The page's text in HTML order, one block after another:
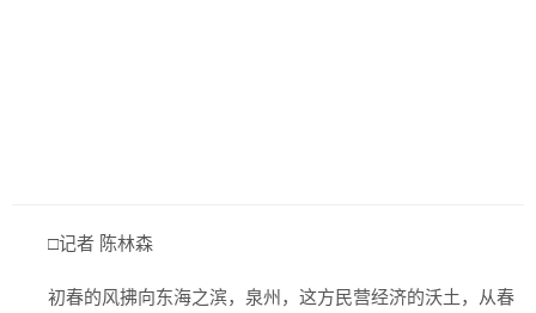
□记者 陈林森
初春的风拂向东海之滨，泉州，这方民营经济的沃土，从春